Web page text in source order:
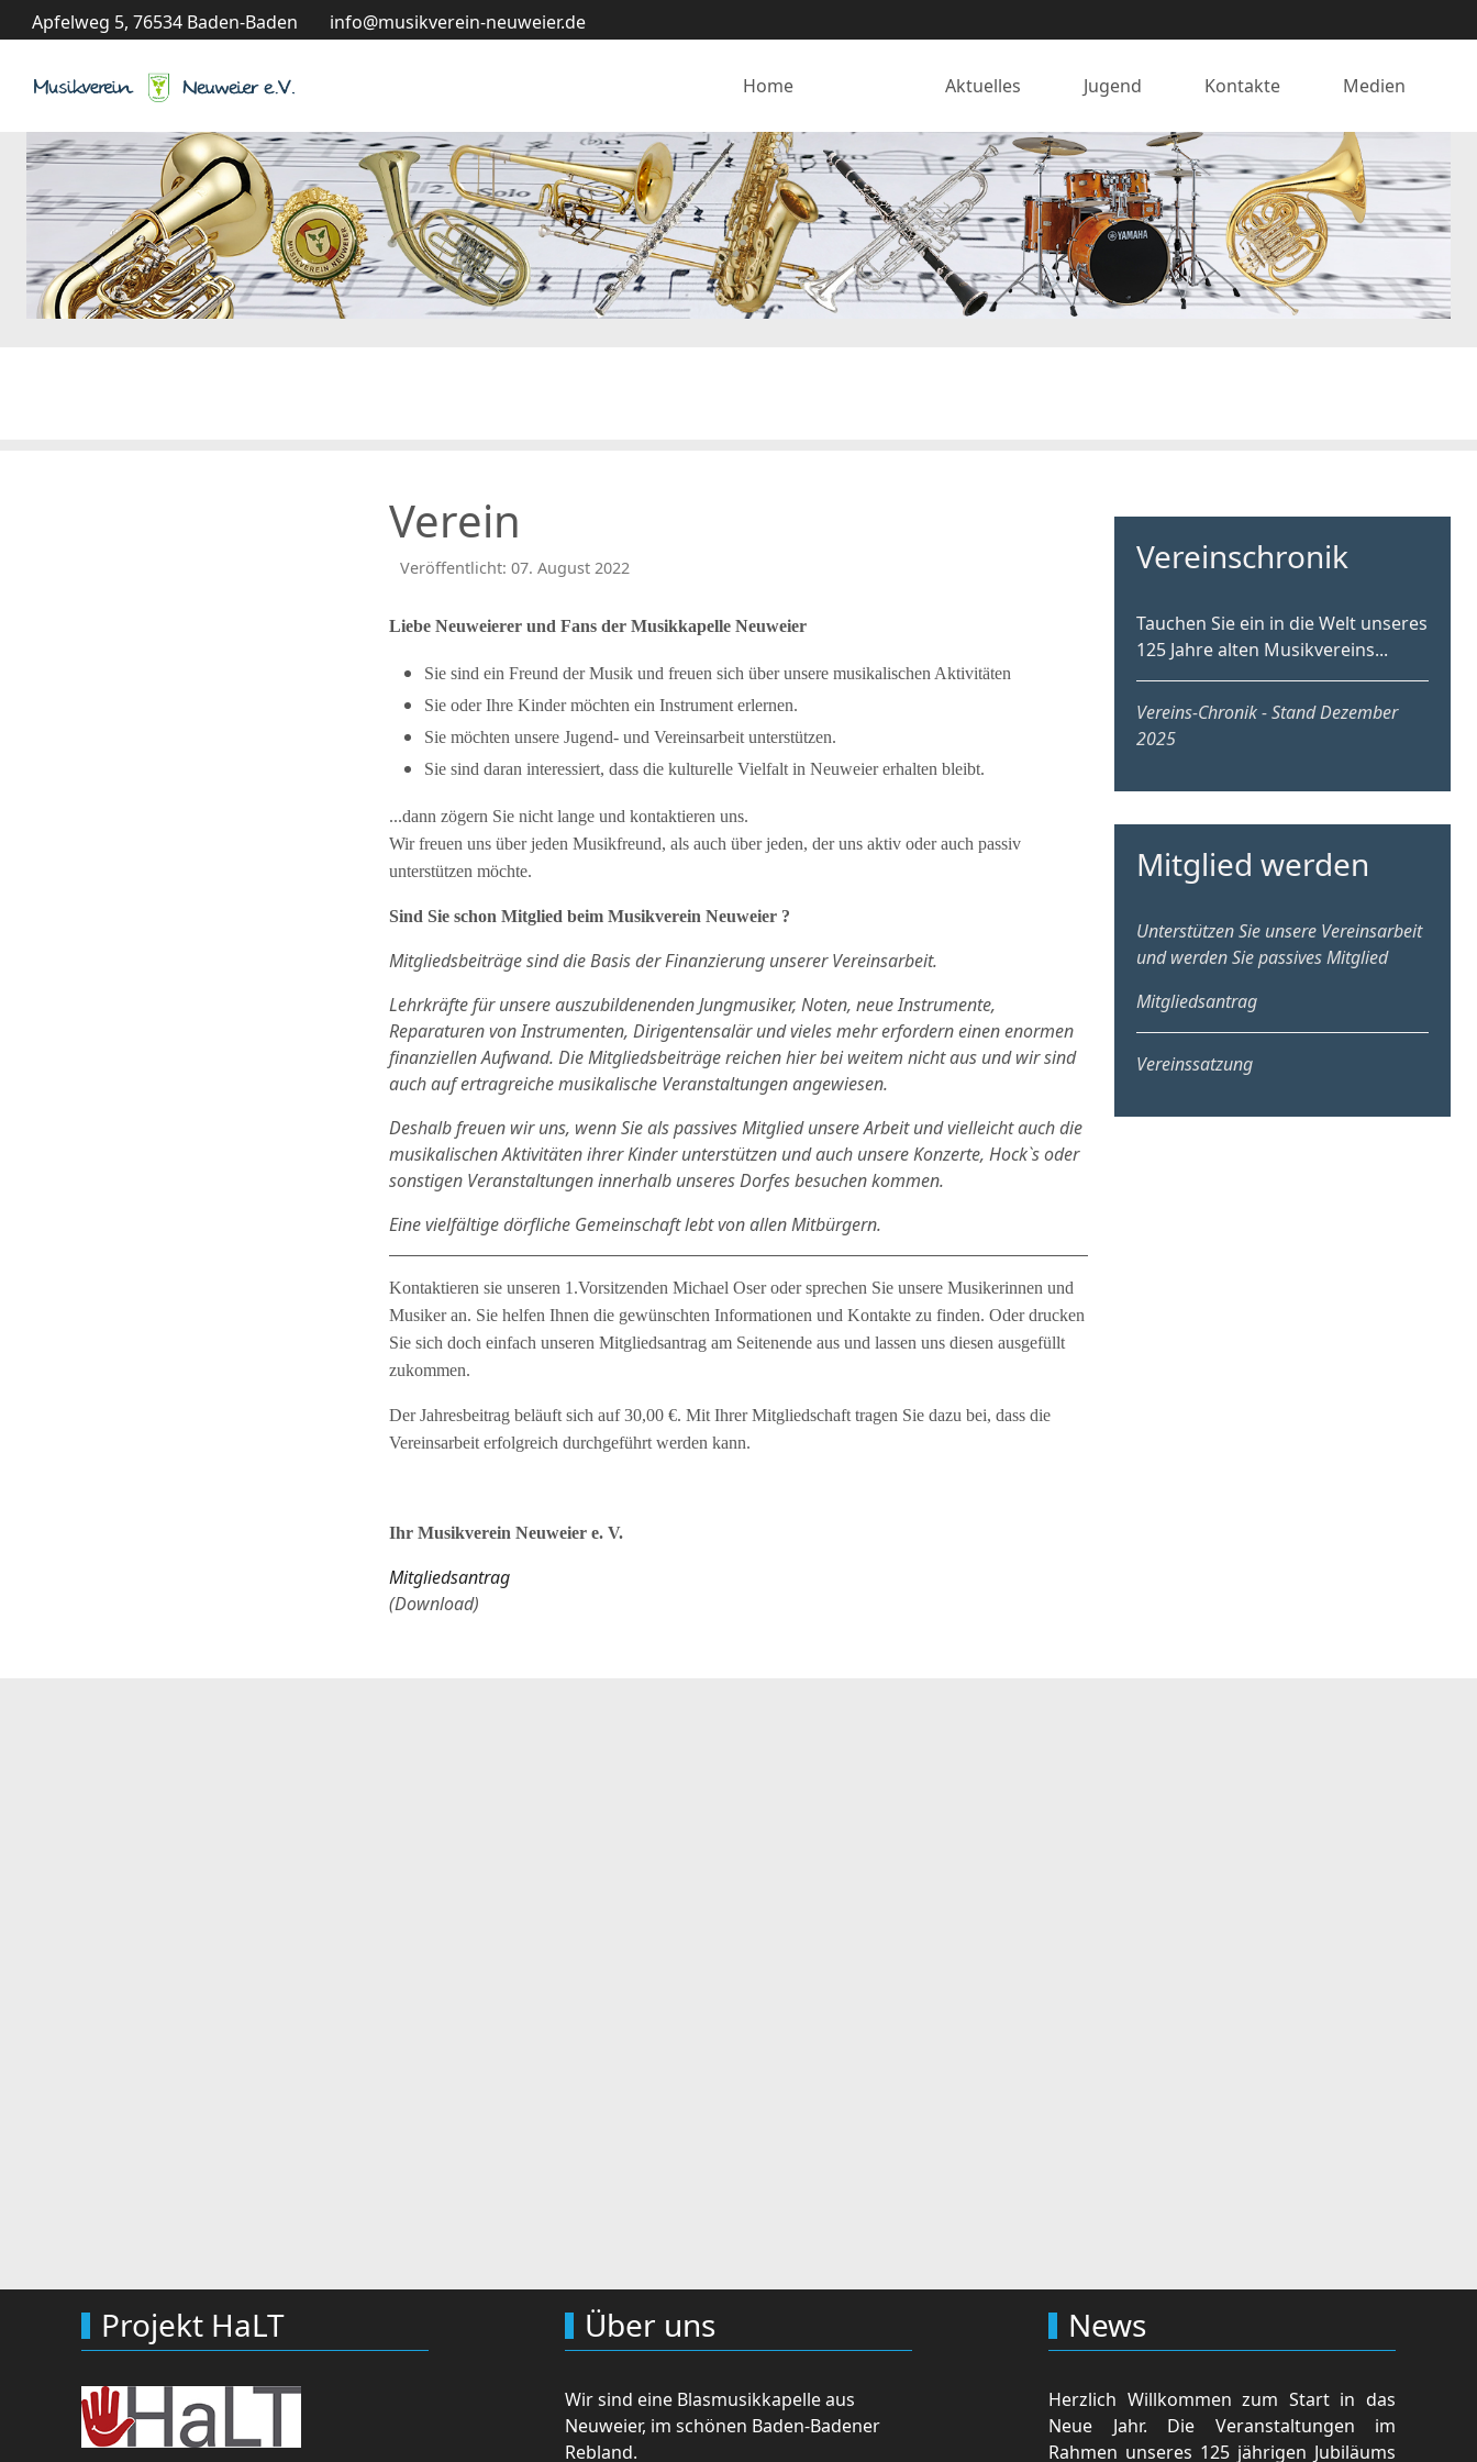
Apfelweg 5, 76534 Baden-Baden info@musikverein-neuweier.de
Home Aktuelles Jugend Kontakte Medien
Verein
Veröffentlicht: 07. August 2022
Liebe Neuweierer und Fans der Musikkapelle Neuweier
Sie sind ein Freund der Musik und freuen sich über unsere musikalischen Aktivitäten
Sie oder Ihre Kinder möchten ein Instrument erlernen.
Sie möchten unsere Jugend- und Vereinsarbeit unterstützen.
Sie sind daran interessiert, dass die kulturelle Vielfalt in Neuweier erhalten bleibt.
...dann zögern Sie nicht lange und kontaktieren uns.
Wir freuen uns über jeden Musikfreund, als auch über jeden, der uns aktiv oder auch passiv
unterstützen möchte.
Sind Sie schon Mitglied beim Musikverein Neuweier ?
Mitgliedsbeiträge sind die Basis der Finanzierung unserer Vereinsarbeit.
Lehrkräfte für unsere auszubildenenden Jungmusiker, Noten, neue Instrumente,
Reparaturen von Instrumenten, Dirigentensalär und vieles mehr erfordern einen enormen
finanziellen Aufwand. Die Mitgliedsbeiträge reichen hier bei weitem nicht aus und wir sind
auch auf ertragreiche musikalische Veranstaltungen angewiesen.
Deshalb freuen wir uns, wenn Sie als passives Mitglied unsere Arbeit und vielleicht auch die
musikalischen Aktivitäten ihrer Kinder unterstützen und auch unsere Konzerte, Hock`s oder
sonstigen Veranstaltungen innerhalb unseres Dorfes besuchen kommen.
Eine vielfältige dörfliche Gemeinschaft lebt von allen Mitbürgern.
Kontaktieren sie unseren 1.Vorsitzenden Michael Oser oder sprechen Sie unsere Musikerinnen und
Musiker an. Sie helfen Ihnen die gewünschten Informationen und Kontakte zu finden. Oder drucken
Sie sich doch einfach unseren Mitgliedsantrag am Seitenende aus und lassen uns diesen ausgefüllt
zukommen.
Der Jahresbeitrag beläuft sich auf 30,00 €. Mit Ihrer Mitgliedschaft tragen Sie dazu bei, dass die
Vereinsarbeit erfolgreich durchgeführt werden kann.
Ihr Musikverein Neuweier e. V.
Mitgliedsantrag
(Download)
Vereinschronik
Tauchen Sie ein in die Welt unseres
125 Jahre alten Musikvereins...
Vereins-Chronik - Stand Dezember
2025
Mitglied werden
Unterstützen Sie unsere Vereinsarbeit
und werden Sie passives Mitglied
Mitgliedsantrag
Vereinssatzung
Projekt HaLT Über uns
Wir sind eine Blasmusikkapelle aus
Neuweier, im schönen Baden-Badener
Rebland.
News
Herzlich Willkommen zum Start in das
Neue Jahr. Die Veranstaltungen im
Rahmen unseres 125 jährigen Jubiläums